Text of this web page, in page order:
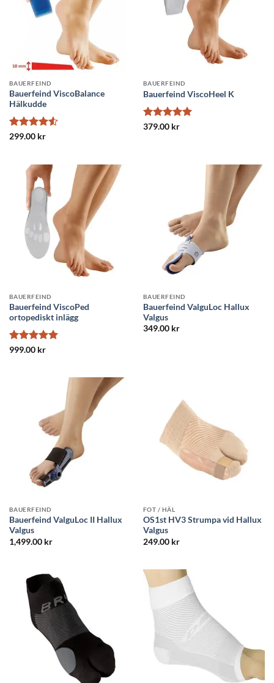
BAUERFEIND
Bauerfeind ViscoBalance
Hälkudde
Betygsatt
299.00 kr
BAUERFEIND
Bauerfeind ViscoHeel K
Betygsatt
379.00 kr
BAUERFEIND
Bauerfeind ViscoPed
ortopediskt inlägg
Betygsatt
999.00 kr
BAUERFEIND
Bauerfeind ValguLoc Hallux
Valgus
349.00 kr
BAUERFEIND
Bauerfeind ValguLoc II Hallux
Valgus
1,499.00 kr
FOT / HÄL
OS1st HV3 Strumpa vid Hallux
Valgus
249.00 kr